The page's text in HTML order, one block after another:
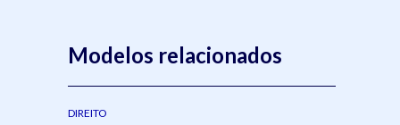
Modelos relacionados
DIREITO